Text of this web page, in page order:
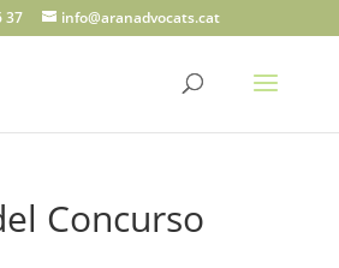
37 info@aranadvocats.cat
Concurso